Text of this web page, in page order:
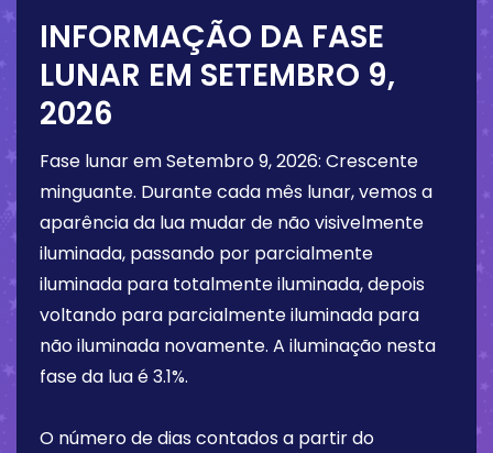
INFORMAÇÃO DA FASE
LUNAR EM SETEMBRO 9,
2026
Fase lunar emSetembro 9, 2026: Crescente
minguante. Durante cada mês lunar, vemos a
aparência da lua mudar de não visivelmente
iluminada, passando por parcialmente
iluminada para totalmente iluminada, depois
voltando para parcialmente iluminada para
não iluminada novamente. A iluminação nesta
fase da lua é3.1%.
O número de dias contados a partir do